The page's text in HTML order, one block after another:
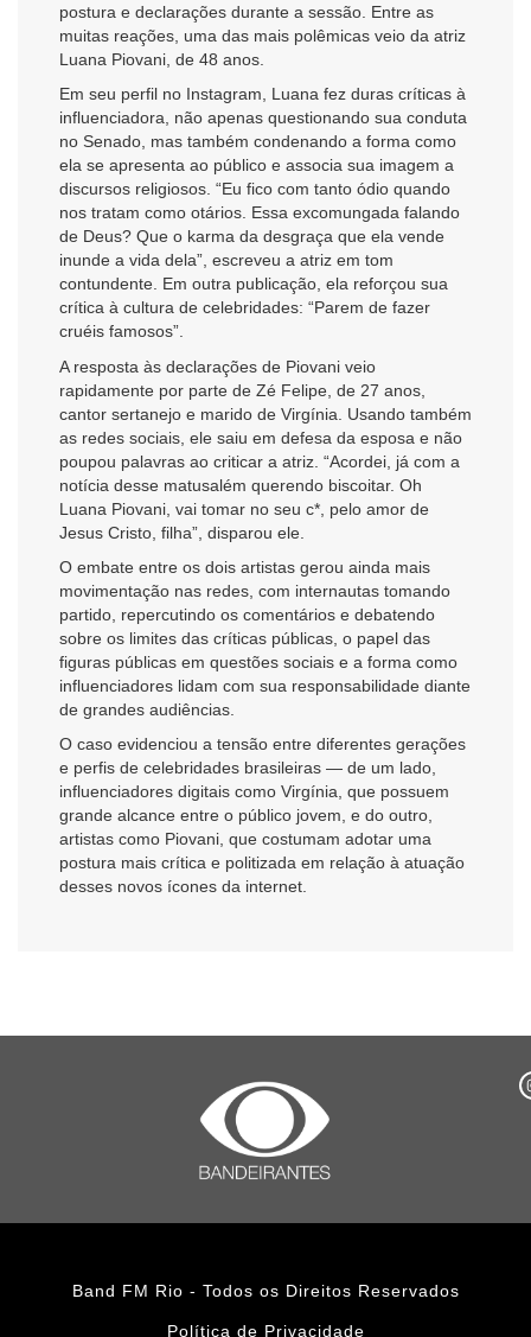
postura e declarações durante a sessão. Entre as
muitas reações, uma das mais polêmicas veio da atriz
Luana Piovani, de 48 anos.
Em seu perfil no Instagram, Luana fez duras críticas à
influenciadora, não apenas questionando sua conduta
no Senado, mas também condenando a forma como
ela se apresenta ao público e associa sua imagem a
discursos religiosos. “Eu fico com tanto ódio quando
nos tratam como otários. Essa excomungada falando
de Deus? Que o karma da desgraça que ela vende
inunde a vida dela”, escreveu a atriz em tom
contundente. Em outra publicação, ela reforçou sua
crítica à cultura de celebridades: “Parem de fazer
cruéis famosos”.
A resposta às declarações de Piovani veio
rapidamente por parte de Zé Felipe, de 27 anos,
cantor sertanejo e marido de Virgínia. Usando também
as redes sociais, ele saiu em defesa da esposa e não
poupou palavras ao criticar a atriz. “Acordei, já com a
notícia desse matusalém querendo biscoitar. Oh
Luana Piovani, vai tomar no seu c*, pelo amor de
Jesus Cristo, filha”, disparou ele.
O embate entre os dois artistas gerou ainda mais
movimentação nas redes, com internautas tomando
partido, repercutindo os comentários e debatendo
sobre os limites das críticas públicas, o papel das
figuras públicas em questões sociais e a forma como
influenciadores lidam com sua responsabilidade diante
de grandes audiências.
O caso evidenciou a tensão entre diferentes gerações
e perfis de celebridades brasileiras — de um lado,
influenciadores digitais como Virgínia, que possuem
grande alcance entre o público jovem, e do outro,
artistas como Piovani, que costumam adotar uma
postura mais crítica e politizada em relação à atuação
desses novos ícones da internet.
Band FM Rio - Todos os Direitos Reservados
Política de Privacidade